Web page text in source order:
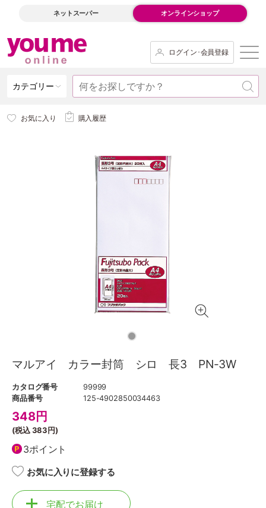
ネットスーパー オンラインショップ
ログイン･会員登録
カテゴリー
お気に入り 購入履歴
マルアイ カラー封筒 シロ 長3 PN-3W
カタログ番号
99999
商品番号
125-4902850034463
348円
(税込383円)
3ポイント
お気に入りに登録する
宅配でお届け